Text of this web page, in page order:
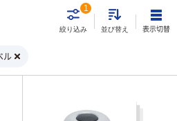
絞り込み
1
並び替え 表示切替
ル